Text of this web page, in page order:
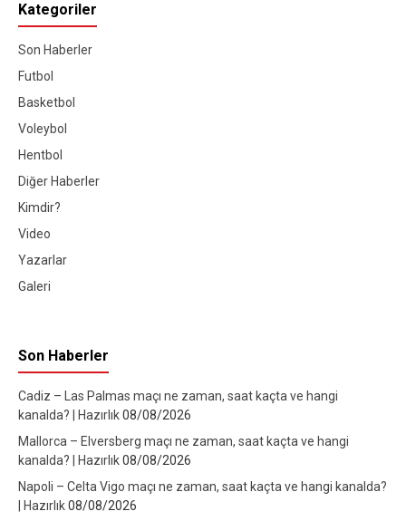
Kategoriler
Son Haberler
Futbol
Basketbol
Voleybol
Hentbol
Diğer Haberler
Kimdir?
Video
Yazarlar
Galeri
Son Haberler
Cadiz – Las Palmas maçı ne zaman, saat kaçta ve hangi
kanalda? | Hazırlık08/08/2026
Mallorca – Elversberg maçı ne zaman, saat kaçta ve hangi
kanalda? | Hazırlık08/08/2026
Napoli – Celta Vigo maçı ne zaman, saat kaçta ve hangi kanalda?
| Hazırlık08/08/2026